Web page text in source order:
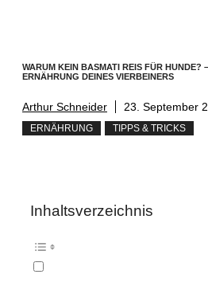
WARUM KEIN BASMATI REIS FÜR HUNDE?
ERNÄHRUNG DEINES VIERBEINERS
Arthur Schneider 23. September
ERNÄHRUNG TIPPS & TRICKS
Inhaltsverzeichnis